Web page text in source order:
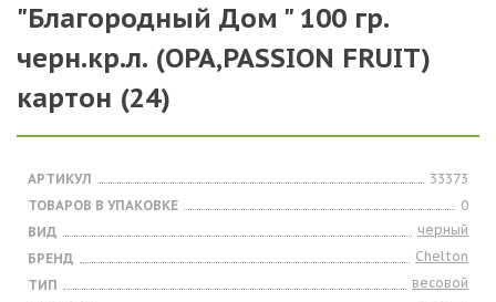
"Благородный Дом " 100 гр.
черн.кр.л. (ОРА,PASSION FRUIT)
картон (24)
АРТИКУЛ
33373
ТОВАРОВ В УПАКОВКЕ
0
ВИД
черный
БРЕНД
Chelton
ТИП
весовой